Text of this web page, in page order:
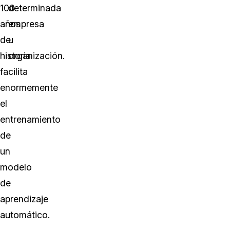
100
años
de
historia
facilita
enormemente
el
entrenamiento
de
un
modelo
de
aprendizaje
automático.
determinada
empresa
u
organización.